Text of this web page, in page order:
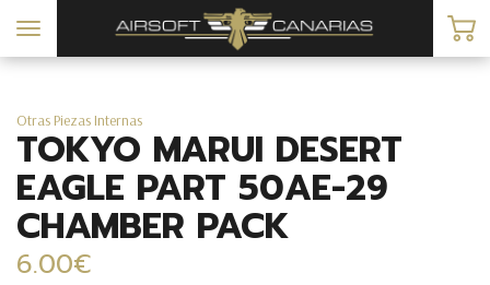
Toggle
navigation
Otras Piezas Internas
TOKYO MARUI DESERT
EAGLE PART 50AE-29
CHAMBER PACK
6.00€